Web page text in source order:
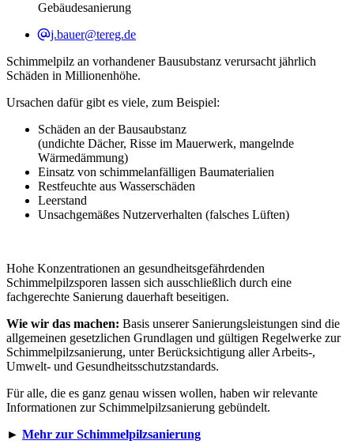
Gebäudesanierung
j.bauer@tereg.de
Schimmelpilz an vorhandener Bausubstanz verursacht jährlich
Schäden in Millionenhöhe.
Ursachen dafür gibt es viele, zum Beispiel:
Schäden an der Bausaubstanz
(undichte Dächer, Risse im Mauerwerk, mangelnde
Wärmedämmung)
Einsatz von schimmelanfälligen Baumaterialien
Restfeuchte aus Wasserschäden
Leerstand
Unsachgemäßes Nutzerverhalten (falsches Lüften)
Hohe Konzentrationen an gesundheitsgefährdenden
Schimmelpilzsporen lassen sich ausschließlich durch eine
fachgerechte Sanierung dauerhaft beseitigen.
Wie wir das machen: Basis unserer Sanierungsleistungen sind die
allgemeinen gesetzlichen Grundlagen und gültigen Regelwerke zur
Schimmelpilzsanierung, unter Berücksichtigung aller Arbeits-,
Umwelt- und Gesundheitsschutzstandards.
Für alle, die es ganz genau wissen wollen, haben wir relevante
Informationen zur Schimmelpilzsanierung gebündelt.
► Mehr zur Schimmelpilzsanierung